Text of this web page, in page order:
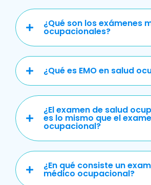
¿Qué son los exámenes
ocupacionales?
¿Qué es EMO en salud
¿El examen de salud
es lo mismo que el
ocupacional?
¿En qué consiste un
médico ocupacional?